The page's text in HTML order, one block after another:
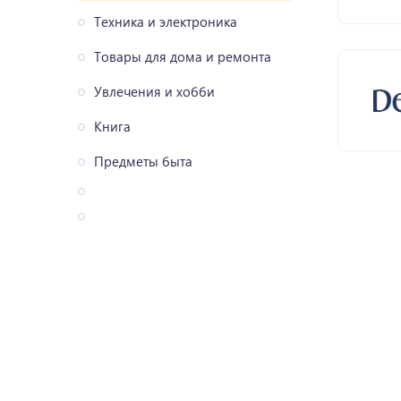
Техника и электроника
Товары для дома и ремонта
Увлечения и хобби
Книга
Предметы быта